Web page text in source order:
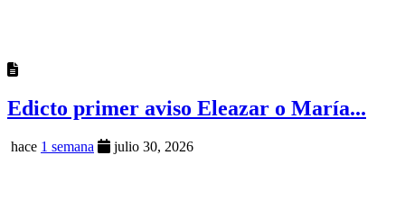
Edicto primer aviso Eleazar o María...
hace 1 semana julio 30, 2026